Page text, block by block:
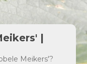
|
Meikers'?